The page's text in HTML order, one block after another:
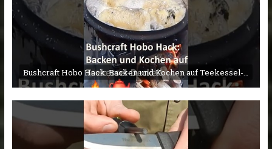
Bushcraft Hobo Hack: Backen und Kochen auf Teekessel-Deckel!